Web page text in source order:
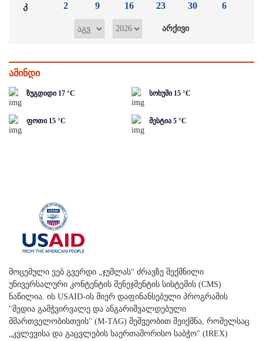
კ 2 9 16 23 30 6
ამინდი
ზუგდიდი 17 °C სოხუმი 15 °C
ფოთი 15 °C მესტია 5 °C
მოცემული ვებ გვერდი „ჯუმლას" ძრავზე შექმნილი
უნივერსალური კონტენტის მენეჯმენტის სისტემის (CMS)
ნაწილია. ის USAID-ის მიერ დაფინანსებული პროგრამის
"მედია გამჭვირვალე და ანგარიშვალდებული
მმართველობისთვის" (M-TAG) მეშვეობით შეიქმნა, რომელსაც
„კვლევისა და გაცვლების საერთაშორისო საბჭო" (IREX)